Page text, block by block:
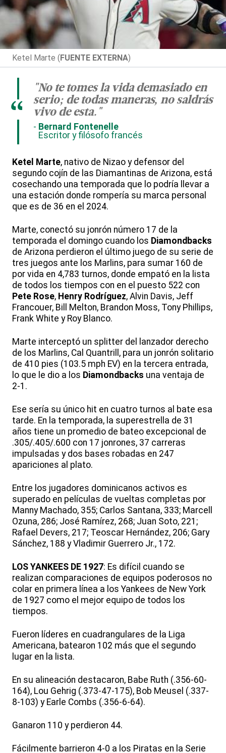
Ketel Marte (FUENTE EXTERNA)
"No te tomes la vida demasiado en
serio; de todas maneras, no saldrás
vivo de esta."
Bernard Fontenelle
Escritor y filósofo francés
“
Ketel Marte, nativo de Nizao y defensor del
segundo cojín de las Diamantinas de Arizona, está
cosechando una temporada que lo podría llevar a
una estación donde rompería su marca personal
que es de 36 en el 2024.
Marte, conectó su jonrón número 17 de la
temporada el domingo cuando los Diamondbacks
de Arizona perdieron el último juego de su serie de
tres juegos ante los Marlins, para sumar 160 de
por vida en 4,783 turnos, donde empató en la lista
de todos los tiempos con en el puesto 522 con
Pete Rose, Henry Rodríguez, Alvin Davis, Jeff
Francouer, Bill Melton, Brandon Moss, Tony Phillips,
Frank White y Roy Blanco.
Marte interceptó un splitter del lanzador derecho
de los Marlins, Cal Quantrill, para un jonrón solitario
de 410 pies (103.5 mph EV) en la tercera entrada,
lo que le dio a los Diamondbacks una ventaja de
2-1.
Ese sería su único hit en cuatro turnos al bate esa
tarde. En la temporada, la superestrella de 31
años tiene un promedio de bateo excepcional de
.305/.405/.600 con 17 jonrones, 37 carreras
impulsadas y dos bases robadas en 247
apariciones al plato.
Entre los jugadores dominicanos activos es
superado en películas de vueltas completas por
Manny Machado, 355; Carlos Santana, 333; Marcell
Ozuna, 286; José Ramírez, 268; Juan Soto, 221;
Rafael Devers, 217; Teoscar Hernández, 206; Gary
Sánchez, 188 y Vladimir Guerrero Jr., 172.
LOS YANKEES DE 1927: Es difícil cuando se
realizan comparaciones de equipos poderosos no
colar en primera línea a los Yankees de New York
de 1927 como el mejor equipo de todos los
tiempos.
Fueron líderes en cuadrangulares de la Liga
Americana, batearon 102 más que el segundo
lugar en la lista.
En su alineación destacaron, Babe Ruth (.356-60-
164), Lou Gehrig (.373-47-175), Bob Meusel (.337-
8-103) y Earle Combs (.356-6-64).
Ganaron 110 y perdieron 44.
Fácilmente barrieron 4-0 a los Piratas en la Serie